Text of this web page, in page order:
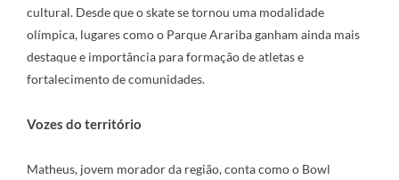
cultural. Desde que o skate se tornou uma modalidade
olímpica, lugares como o Parque Arariba ganham ainda mais
destaque e importância para formação de atletas e
fortalecimento de comunidades.
Vozes do território
Matheus, jovem morador da região, conta como o Bowl